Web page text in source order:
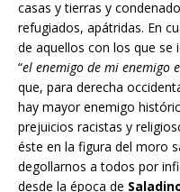
casas y tierras y
refugiados, apátridas. En
de aquellos con los que
“el enemigo de mi enemigo
que, para derecha
hay mayor enemigo
prejuicios racistas y
éste en la figura del moro
degollarnos a todos por
desde la época de